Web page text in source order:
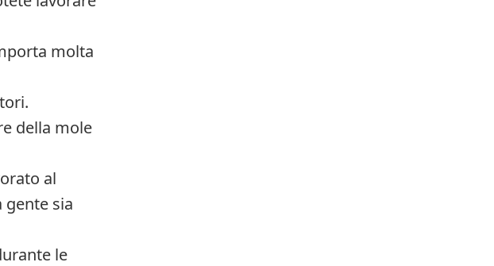
molta
della mole
al
gente sia
le